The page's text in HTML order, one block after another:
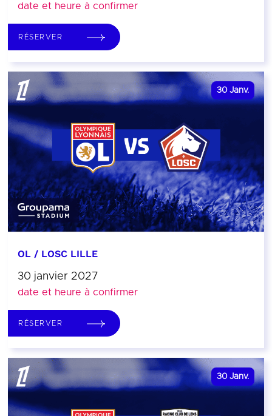
date et heure à confirmer
RÉSERVER
30 Janv.
OL / LOSC LILLE
30 janvier 2027
date et heure à confirmer
RÉSERVER
30 Janv.